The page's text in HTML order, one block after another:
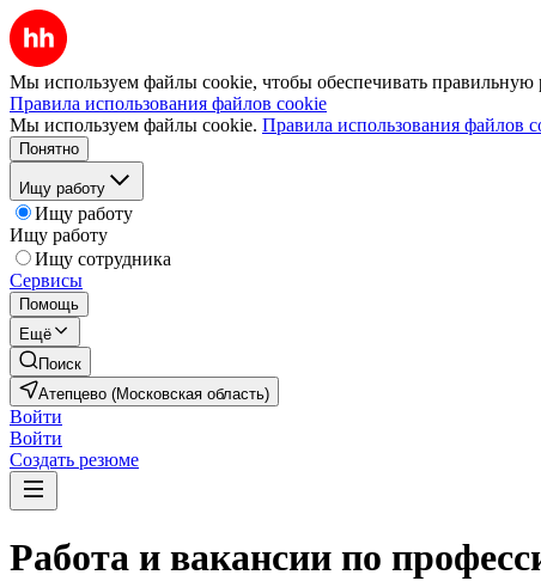
Мы используем файлы cookie, чтобы обеспечивать правильную
Правила использования файлов cookie
Мы используем файлы cookie. Правила использования файлов
Понятно
Ищу работу
Ищу работу
Ищу работу
Ищу сотрудника
Сервисы
Помощь
Ещё
Поиск
Атепцево (Московская область)
Войти
Войти
Создать резюме
Работа и вакансии по